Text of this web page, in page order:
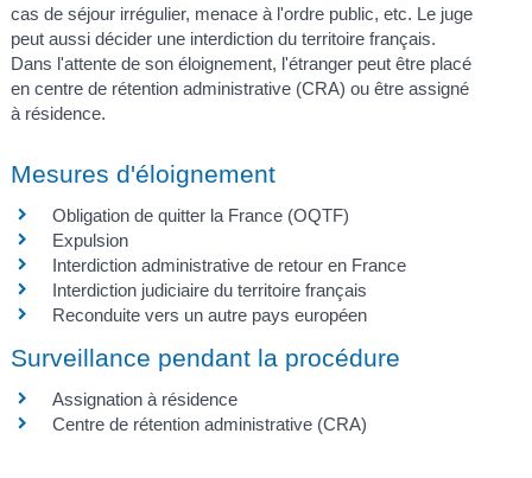
cas de séjour irrégulier, menace à l'ordre public, etc. Le juge
peut aussi décider une interdiction du territoire français.
Dans l'attente de son éloignement, l'étranger peut être placé
en centre de rétention administrative (CRA) ou être assigné
à résidence.
Mesures d'éloignement
Obligation de quitter la France (OQTF)
Expulsion
Interdiction administrative de retour en France
Interdiction judiciaire du territoire français
Reconduite vers un autre pays européen
Surveillance pendant la procédure
Assignation à résidence
Centre de rétention administrative (CRA)